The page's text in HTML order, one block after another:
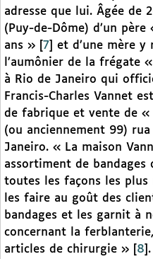
adresse que lui. Âgée de
(Puy-de-Dôme) d’un
ans »
7
et d’une mère y
l’aumônier de la frégate
à Rio de Janeiro qui
Francis-Charles Vannet
de fabrique et vente de «
(ou anciennement 99)
Janeiro. « La maison
assortiment de
toutes les façons les plus
les faire au goût des
bandages et les garnit à
concernant la
articles de chirurgie »
8 .